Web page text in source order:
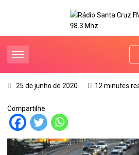
25 de junho de 2020 12 minutes
Compartilhe